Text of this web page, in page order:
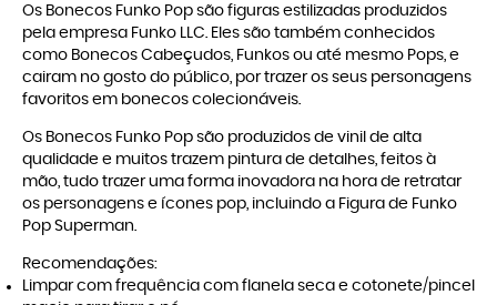
Os Bonecos Funko Pop são figuras estilizadas produzidos
pela empresa Funko LLC. Eles são também conhecidos
como Bonecos Cabeçudos, Funkos ou até mesmo Pops, e
cairam no gosto do público, por trazer os seus personagens
favoritos em bonecos colecionáveis.
Os Bonecos Funko Pop são produzidos de vinil de alta
qualidade e muitos trazem pintura de detalhes, feitos à
mão, tudo trazer uma forma inovadora na hora de retratar
os personagens e ícones pop, incluindo a Figura de Funko
Pop Superman.
Recomendações:
Limpar com frequência com flanela seca e cotonete/pincel